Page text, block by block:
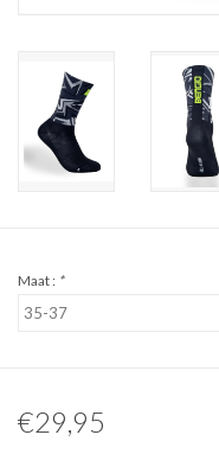
Maat : *
€29,95